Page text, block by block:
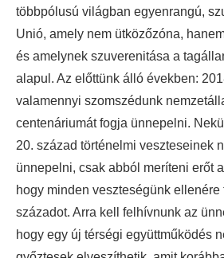
többpólusú világban egyenrangú,
Unió, amely nem ütközőzóna,
és amelynek szuverenitása a
alapul. Az előttünk álló években:
valamennyi szomszédunk
centenáriumát fogja ünnepelni.
20. század történelmi veszteseinek
ünnepelni, csak abból meríteni erőt
hogy minden veszteségünk ellenére
századot. Arra kell felhívnunk az
hogy egy új térségi együttműködés